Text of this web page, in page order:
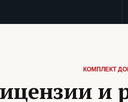
КОМПЛЕКТ
и